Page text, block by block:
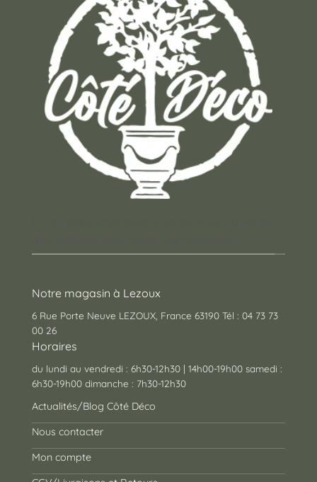
Notre magasin à Lezoux
6 Rue Porte Neuve LEZOUX, France 63190 Tél : 04 73 73
00 26
Horaires
du lundi au vendredi : 6h30-12h30 | 14h00-19h00 samedi :
6h30-19h00 dimanche : 7h30-12h30
Actualités/Blog Côté Déco
Nous contacter
Mon compte